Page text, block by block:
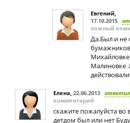
Евгений,
17.10.2015
ложный
Да.Был и не
Малиновке
Елена, 22.06.2013
комментарий
скажите пожалуйста
детдом был или нет